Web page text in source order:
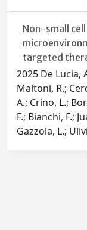
Non-small
targeted
2025 De Lucia,
Maltoni, R.;
A.; Crino, L.;
F.; Bianchi, F.;
Gazzola, L.;